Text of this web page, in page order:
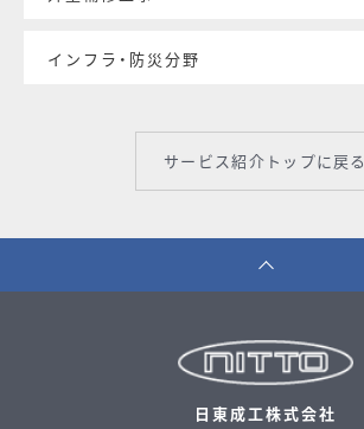
インフラ・防災分野
サービス紹介トップに戻る
日東成工株式会社